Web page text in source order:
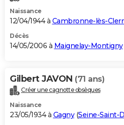
Naissance
12/04/1944 à Cambronne-lès-
Décès
14/05/2006 à Maignelay-Montigny
Gilbert JAVON (71 ans)
Créer une cagnotte obsèques
Naissance
23/05/1934 à Gagny(Seine-Saint-